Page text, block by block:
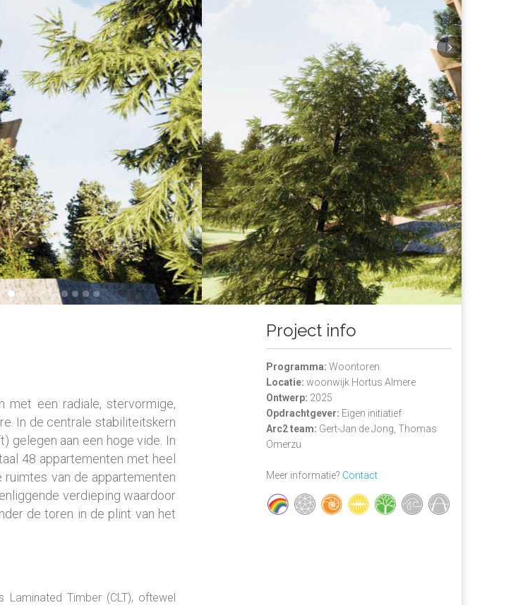
met een radiale, stervormige,
In de centrale stabiliteitskern
gelegen aan een hoge vide. In
48 appartementen met heel
van de appartementen
verdieping waardoor
de toren in de plint van het
Timber (CLT), oftewel
Project info
Programma: Woontoren
Locatie: woonwijk Hortus Almere
Ontwerp: 2025
Opdrachtgever: Eigen initiatief
Arc2 team: Gert-Jan de Jong, Thomas
Omerzu
Meer informatie? Contact